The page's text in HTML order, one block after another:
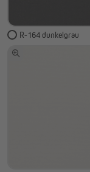
R-164 dunkelgrau